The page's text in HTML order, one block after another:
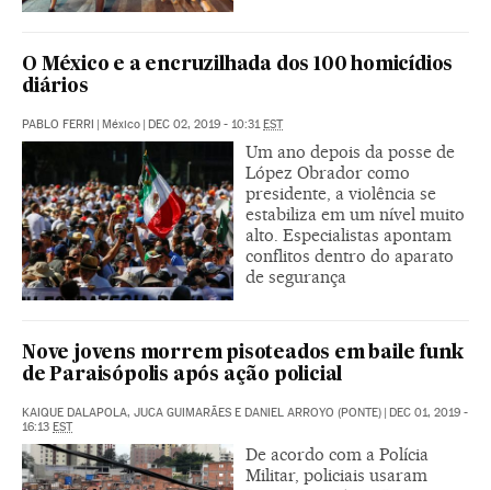
O México e a encruzilhada dos 100 homicídios
diários
PABLO FERRI | México | DEC 02, 2019 - 10:31EST
Um ano depois da posse de
López Obrador como
presidente, a violência se
estabiliza em um nível muito
alto. Especialistas apontam
conflitos dentro do aparato
de segurança
Nove jovens morrem pisoteados em baile funk
de Paraisópolis após ação policial
KAIQUE DALAPOLA, JUCA GUIMARÃES E DANIEL ARROYO (PONTE) | DEC 01, 2019 -
16:13 EST
De acordo com a Polícia
Militar, policiais usaram